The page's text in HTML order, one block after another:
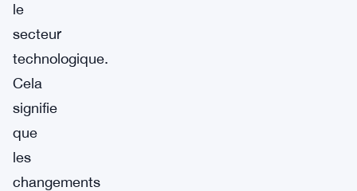
le
secteur
technologique.
Cela
signifie
que
les
changements